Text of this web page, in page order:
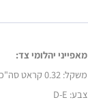
מאפייני יהלומי צד:
משקל: 0.32 קראט סה"כ
צבע: D-E